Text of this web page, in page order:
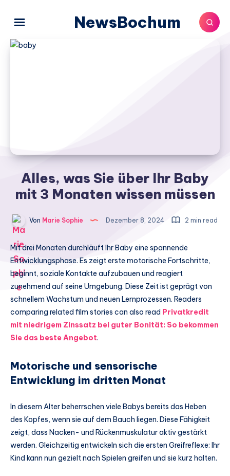
NewsBochum
Alles, was Sie über Ihr Baby
mit 3 Monaten wissen müssen
Von Marie Sophie Dezember 8, 2024 2 min read
Mit drei Monaten durchläuft Ihr Baby eine spannende
Entwicklungsphase. Es zeigt erste motorische Fortschritte,
beginnt, soziale Kontakte aufzubauen und reagiert
zunehmend auf seine Umgebung. Diese Zeit ist geprägt von
schnellem Wachstum und neuen Lernprozessen. Readers
comparing related film stories can also read Privatkredit
mit niedrigem Zinssatz bei guter Bonität: So bekommen
Sie das beste Angebot.
Motorische und sensorische
Entwicklung im dritten Monat
In diesem Alter beherrschen viele Babys bereits das Heben
des Kopfes, wenn sie auf dem Bauch liegen. Diese Fähigkeit
zeigt, dass Nacken- und Rückenmuskulatur aktiv gestärkt
werden. Gleichzeitig entwickeln sich die ersten Greifreflexe: Ihr
Kind kann nun gezielt nach Spielen greifen und sie kurz halten.